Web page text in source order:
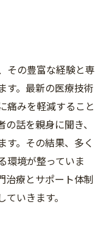
その豊富な経験と専
す。最新の医療技術
痛みを軽減すること
話を親身に聞き、
す。その結果、多く
環境が整っていま
治療とサポート体制
いきます。